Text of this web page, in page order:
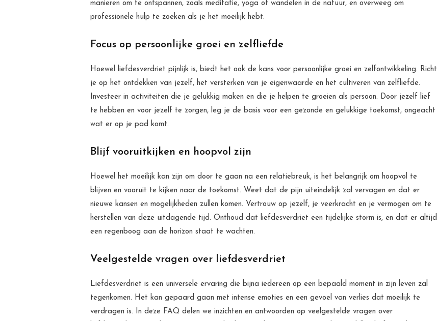
manieren om te ontspannen, zoals meditatie, yoga of wandelen in de natuur, en overweeg om
professionele hulp te zoeken als je het moeilijk hebt.
Focus op persoonlijke groei en zelfliefde
Hoewel liefdesverdriet pijnlijk is, biedt het ook de kans voor persoonlijke groei en zelfontwikkeling. Richt
je op het ontdekken van jezelf, het versterken van je eigenwaarde en het cultiveren van zelfliefde.
Investeer in activiteiten die je gelukkig maken en die je helpen te groeien als persoon. Door jezelf lief
te hebben en voor jezelf te zorgen, leg je de basis voor een gezonde en gelukkige toekomst, ongeacht
wat er op je pad komt.
Blijf vooruitkijken en hoopvol zijn
Hoewel het moeilijk kan zijn om door te gaan na een relatiebreuk, is het belangrijk om hoopvol te
blijven en vooruit te kijken naar de toekomst. Weet dat de pijn uiteindelijk zal vervagen en dat er
nieuwe kansen en mogelijkheden zullen komen. Vertrouw op jezelf, je veerkracht en je vermogen om te
herstellen van deze uitdagende tijd. Onthoud dat liefdesverdriet een tijdelijke storm is, en dat er altijd
een regenboog aan de horizon staat te wachten.
Veelgestelde vragen over liefdesverdriet
Liefdesverdriet is een universele ervaring die bijna iedereen op een bepaald moment in zijn leven zal
tegenkomen. Het kan gepaard gaan met intense emoties en een gevoel van verlies dat moeilijk te
verdragen is. In deze FAQ delen we inzichten en antwoorden op veelgestelde vragen over